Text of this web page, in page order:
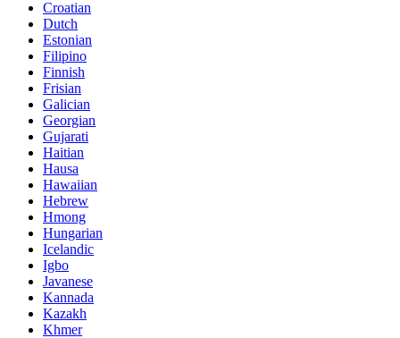
Croatian
Dutch
Estonian
Filipino
Finnish
Frisian
Galician
Georgian
Gujarati
Haitian
Hausa
Hawaiian
Hebrew
Hmong
Hungarian
Icelandic
Igbo
Javanese
Kannada
Kazakh
Khmer